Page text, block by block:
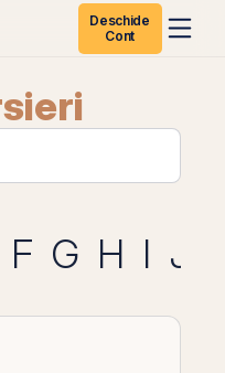
Deschide
Cont
F G H I J